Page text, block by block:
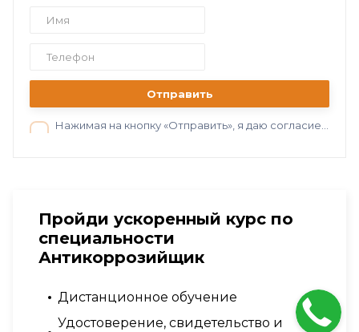
Отправить
Нажимая на кнопку «Отправить», я даю согласие на обработку персональных данных в соответствии с нашей
Пройди ускоренный курс по
специальности
Антикоррозийщик
Дистанционное обучение
Удостоверение, свидетельство и